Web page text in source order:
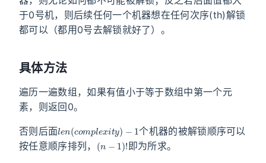
于0号机，则后续任何一个机器想在任何次序(th)解锁
都可以（都用0号去解锁就好了）。
具体方法
遍历一遍数组，如果有值小于等于数组中第一个元
素，则返回0。
否则后面
个机器的被解锁顺序可以
按任意顺序排列，
(n−1)!
即为所求。